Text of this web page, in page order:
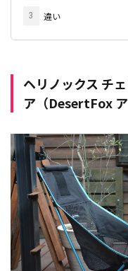
3 違い
ヘリノックス チ
ア（DesertFox